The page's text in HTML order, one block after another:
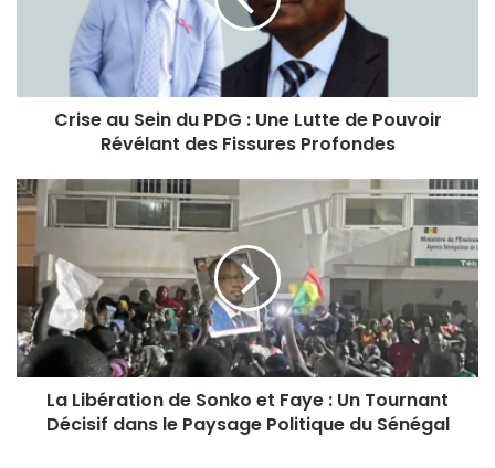
Crise au Sein du PDG : Une Lutte de Pouvoir
Révélant des Fissures Profondes
La Libération de Sonko et Faye : Un Tournant
Décisif dans le Paysage Politique du Sénégal